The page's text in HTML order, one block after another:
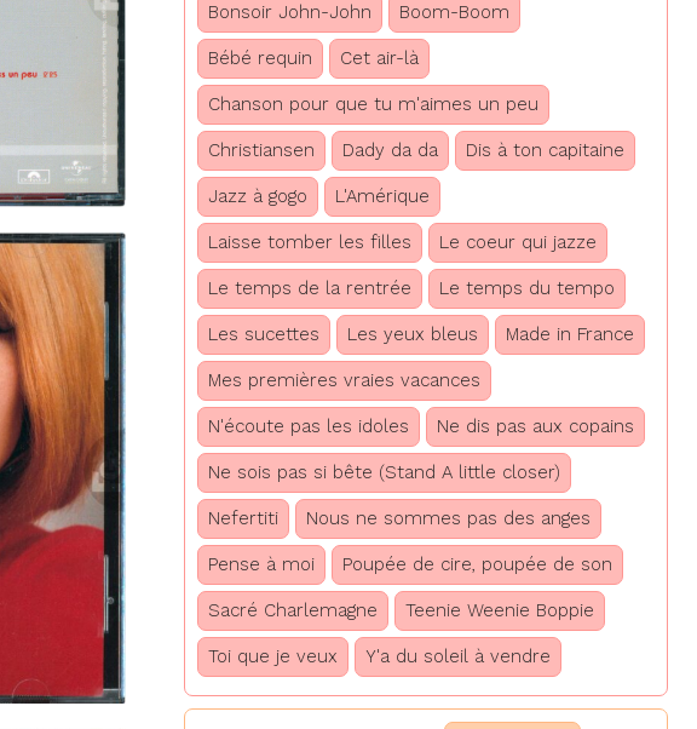
Bonsoir John-John Boom-Boom
Bébé requin Cet air-là
Chanson pour que tu m'aimes un peu
Christiansen Dady da da Dis à ton capitaine
Jazz à gogo L'Amérique
Laisse tomber les filles Le coeur qui jazze
Le temps de la rentrée Le temps du tempo
Les sucettes Les yeux bleus Made in France
Mes premières vraies vacances
N'écoute pas les idoles Ne dis pas aux copains
Ne sois pas si bête (Stand A little closer)
Nefertiti Nous ne sommes pas des anges
Pense à moi Poupée de cire, poupée de son
Sacré Charlemagne Teenie Weenie Boppie
Toi que je veux Y'a du soleil à vendre